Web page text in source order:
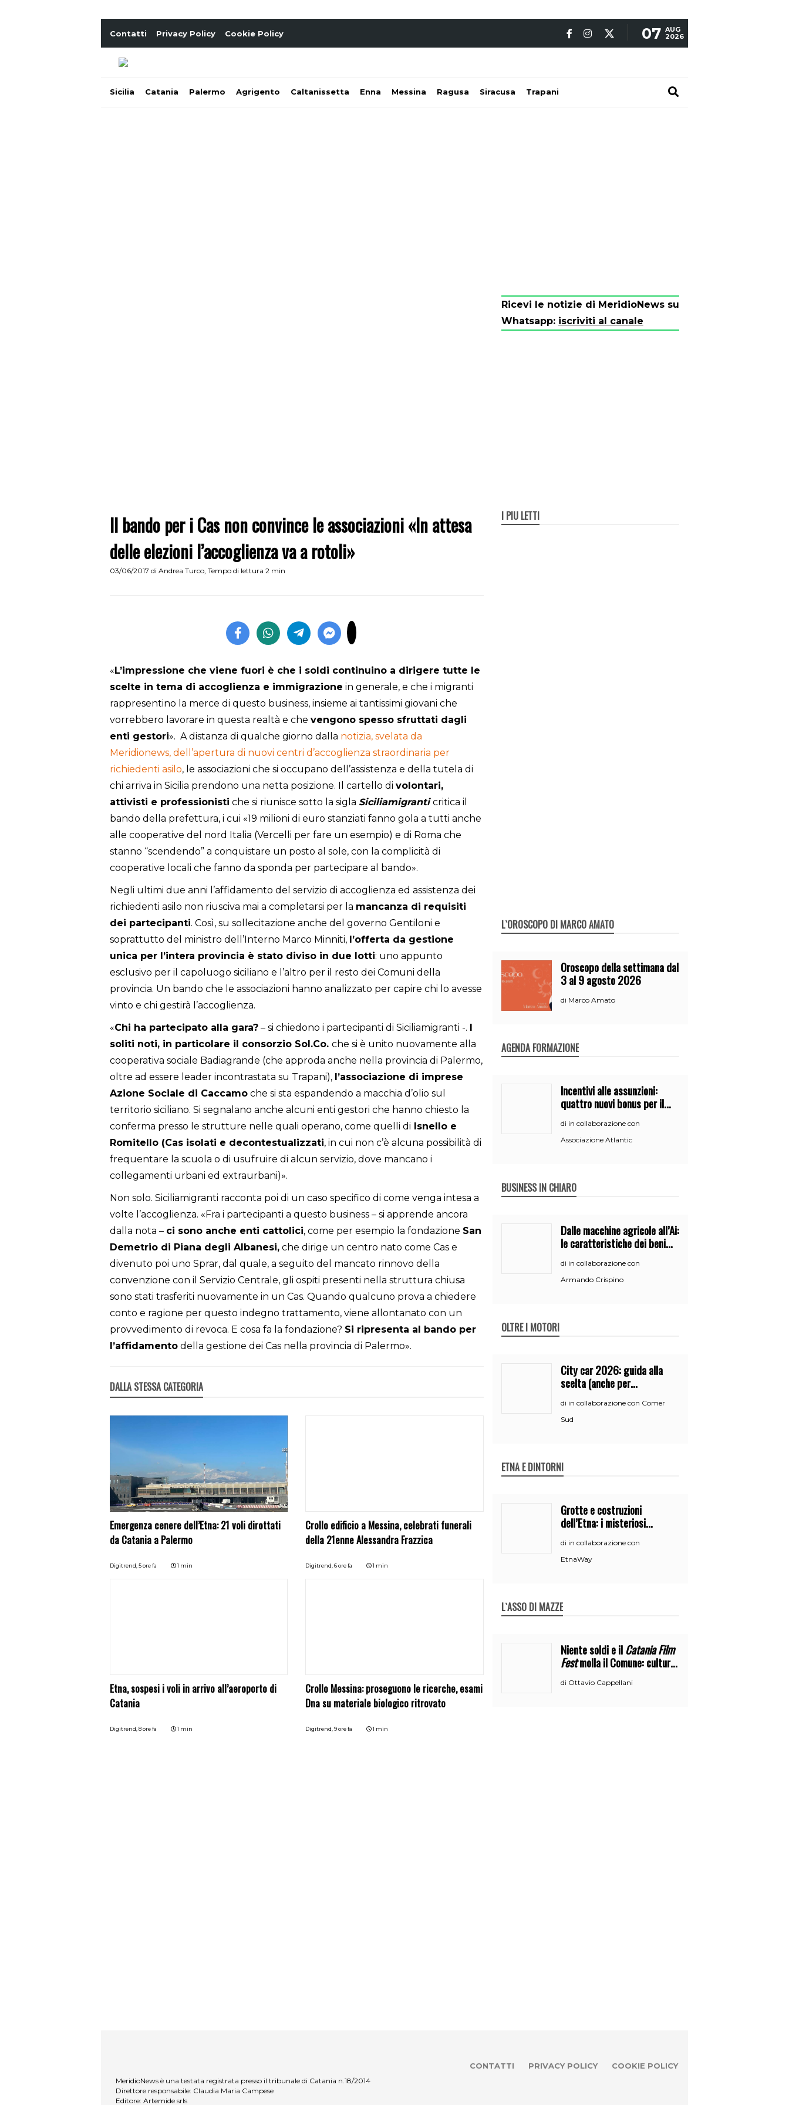
Contatti Privacy Policy Cookie Policy 07 AUG
2026
Sicilia Catania Palermo Agrigento Caltanissetta Enna Messina Ragusa Siracusa Trapani
Il bando per i Cas non convince le associazioni «In attesa
delle elezioni l’accoglienza va a rotoli»
03/06/2017 di Andrea Turco, Tempo di lettura 2 min
«L’impressione che viene fuori è che i soldi continuino a dirigere tutte le
scelte in tema di accoglienza e immigrazione in generale, e che i migranti
rappresentino la merce di questo business, insieme ai tantissimi giovani che
vorrebbero lavorare in questa realtà e che vengono spesso sfruttati dagli
enti gestori». A distanza di qualche giorno dalla notizia, svelata da
Meridionews, dell’apertura di nuovi centri d’accoglienza straordinaria per
richiedenti asilo, le associazioni che si occupano dell’assistenza e della tutela di
chi arriva in Sicilia prendono una netta posizione. Il cartello di volontari,
attivisti e professionisti che si riunisce sotto la sigla Siciliamigranticritica il
bando della prefettura, i cui «19 milioni di euro stanziati fanno gola a tutti anche
alle cooperative del nord Italia (Vercelli per fare un esempio) e di Roma che
stanno “scendendo” a conquistare un posto al sole, con la complicità di
cooperative locali che fanno da sponda per partecipare al bando».
Negli ultimi due anni l’affidamento del servizio di accoglienza ed assistenza dei
richiedenti asilo non riusciva mai a completarsi per la mancanza di requisiti
dei partecipanti. Così, su sollecitazione anche del governo Gentiloni e
soprattutto del ministro dell’Interno Marco Minniti, l’offerta da gestione
unica per l’intera provincia è stato diviso in due lotti: uno appunto
esclusivo per il capoluogo siciliano e l’altro per il resto dei Comuni della
provincia. Un bando che le associazioni hanno analizzato per capire chi lo avesse
vinto e chi gestirà l’accoglienza.
«Chi ha partecipato alla gara? – si chiedono i partecipanti di Siciliamigranti -. I
soliti noti, in particolare il consorzio Sol.Co. che si è unito nuovamente alla
cooperativa sociale Badiagrande (che approda anche nella provincia di Palermo,
oltre ad essere leader incontrastata su Trapani), l’associazione di imprese
Azione Sociale di Caccamo che si sta espandendo a macchia d’olio sul
territorio siciliano. Si segnalano anche alcuni enti gestori che hanno chiesto la
conferma presso le strutture nelle quali operano, come quelli di Isnello e
Romitello (Cas isolati e decontestualizzati, in cui non c’è alcuna possibilità di
frequentare la scuola o di usufruire di alcun servizio, dove mancano i
collegamenti urbani ed extraurbani)».
Non solo. Siciliamigranti racconta poi di un caso specifico di come venga intesa a
volte l’accoglienza. «Fra i partecipanti a questo business – si apprende ancora
dalla nota – ci sono anche enti cattolici, come per esempio la fondazione San
Demetrio di Piana degli Albanesi, che dirige un centro nato come Cas e
divenuto poi uno Sprar, dal quale, a seguito del mancato rinnovo della
convenzione con il Servizio Centrale, gli ospiti presenti nella struttura chiusa
sono stati trasferiti nuovamente in un Cas. Quando qualcuno prova a chiedere
conto e ragione per questo indegno trattamento, viene allontanato con un
provvedimento di revoca. E cosa fa la fondazione? Si ripresenta al bando per
l’affidamento della gestione dei Cas nella provincia di Palermo».
DALLA STESSA CATEGORIA
Emergenza cenere dell’Etna: 21 voli dirottati
da Catania a Palermo
Digitrend, 5 ore fa 1 min
Crollo edificio a Messina, celebrati funerali
della 21enne Alessandra Frazzica
Digitrend,6 ore fa 1 min
Etna, sospesi i voli in arrivo all’aeroporto di
Catania
Digitrend, 8 ore fa 1 min
Crollo Messina: proseguono le ricerche, esami
Dna su materiale biologico ritrovato
Digitrend,9 ore fa 1 min
Ricevi le notizie di MeridioNews su
Whatsapp: iscriviti al canale
I PIÙ LETTI
L`OROSCOPO DI MARCO AMATO
Oroscopo della settimana dal
3 al 9 agosto 2026
di Marco Amato
AGENDA FORMAZIONE
Incentivi alle assunzioni:
quattro nuovi bonus per il
di in collaborazione con
Associazione Atlantic
BUSINESS IN CHIARO
Dalle macchine agricole all’Ai:
le caratteristiche dei beni
all’iperammortamento
di in collaborazione con
Armando Crispino
OLTRE I MOTORI
City car 2026: guida alla
scelta (anche per
neopatentati)
di in collaborazione con Comer
Sud
ETNA E DINTORNI
Grotte e costruzioni
dell’Etna: i misteriosi
di in collaborazione con
EtnaWay
L`ASSO DI MAZZE
Niente soldi e ilCatania Film
Festmolla il Comune: cultura
di Ottavio Cappellani
MeridioNews è una testata registrata presso il tribunale di Catania n.18/2014
Direttore responsabile: Claudia Maria Campese
Editore: Artemide srls
CONTATTI PRIVACY POLICY COOKIE POLICY